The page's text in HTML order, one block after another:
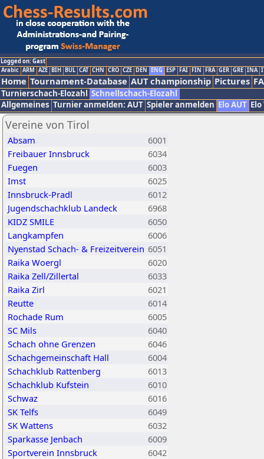
Logged on: Gast
Arabic ARM AZE BIH BUL CAT CHN CRO CZE DEN ENG ESP FAI FIN FRA GER GRE INA
Home Tournament-Database AUT championship Pictures
Turnierschach-Elozahl Schnellschach-Elozahl
Allgemeines Turnier anmelden: AUT Spieler anmelden Elo AUT
Vereine von Tirol
Absam
6001
Freibauer Innsbruck
6034
Fuegen
6003
Imst
6025
Innsbruck-Pradl
6012
Jugendschachklub Landeck
6968
KIDZ SMILE
6050
Langkampfen
6006
Nyenstad Schach- & Freizeitverein 6051
Raika Woergl
6020
Raika Zell/Zillertal
6033
Raika Zirl
6021
Reutte
6014
Rochade Rum
6005
SC Mils
6040
Schach ohne Grenzen
6046
Schachgemeinschaft Hall
6004
Schachklub Rattenberg
6013
Schachklub Kufstein
6010
Schwaz
6016
SK Telfs
6049
SK Wattens
6032
Sparkasse Jenbach
6009
Sportverein Innsbruck
6042